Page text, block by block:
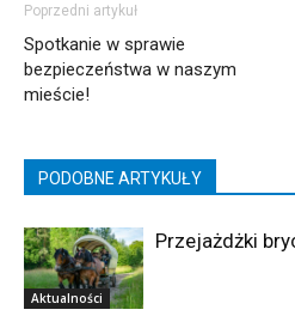
Poprzedni artykuł
Spotkanie w sprawie
bezpieczeństwa w naszym
mieście!
PODOBNE ARTYKUŁY
Aktualności
Przejażdżki